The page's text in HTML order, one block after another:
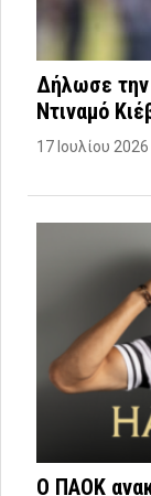
Δήλωσε την
Ντιναμό
17 Ιουλίου
Ο ΠΑΟΚ